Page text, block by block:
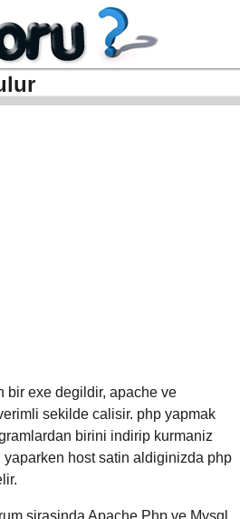
bir exe degildir, apache ve
sekilde calisir. php yapmak
birini indirip kurmaniz
host satin aldiginizda php
sirasinda Apache,Php ve Mysql